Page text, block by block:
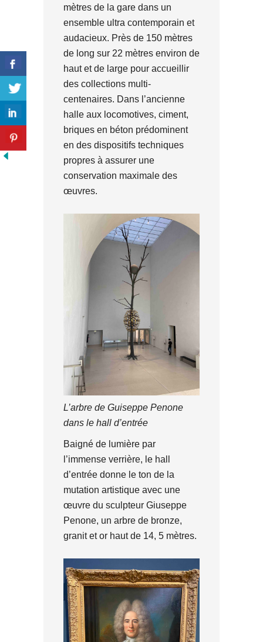
mètres de la gare dans un
ensemble ultra contemporain et
audacieux. Près de 150 mètres
de long sur 22 mètres environ de
haut et de large pour accueillir
des collections multi-
centenaires. Dans l’ancienne
halle aux locomotives, ciment,
briques en béton prédominent
en des dispositifs techniques
propres à assurer une
conservation maximale des
œuvres.
L’arbre de Guiseppe Penone
dans le hall d’entrée
Baigné de lumière par
l’immense verrière, le hall
d’entrée donne le ton de la
mutation artistique avec une
œuvre du sculpteur Giuseppe
Penone, un arbre de bronze,
granit et or haut de 14, 5 mètres.